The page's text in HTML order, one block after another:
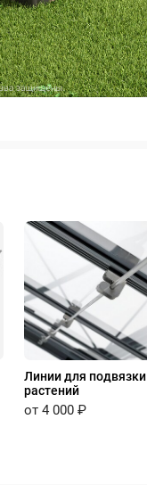
Линии для подвязки
растений
от 4 000 ₽